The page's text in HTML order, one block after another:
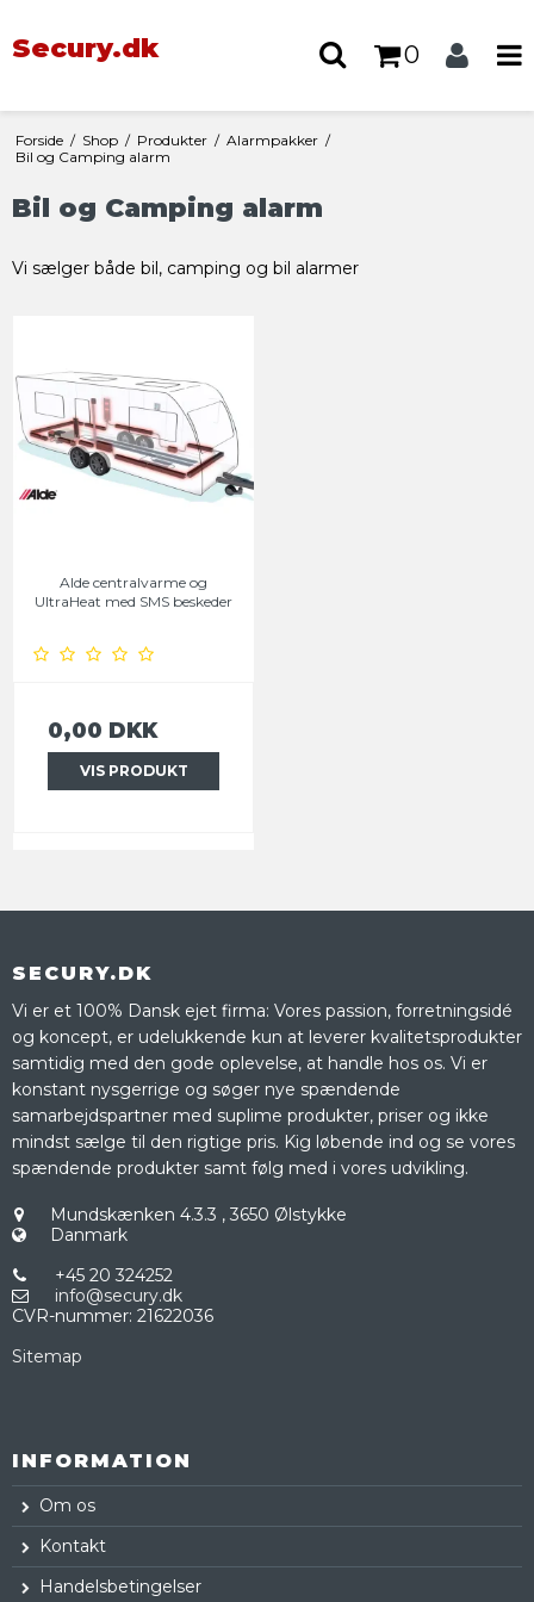
Secury.dk 0
Forside / Shop / Produkter / Alarmpakker /
Bil og Camping alarm
Bil og Camping alarm
Vi sælger både bil, camping og bil alarmer
Alde centralvarme og
UltraHeat med SMS beskeder
0,00 DKK
VIS PRODUKT
SECURY.DK
Vi er et 100% Dansk ejet firma: Vores passion, forretningsidé
og koncept, er udelukkende kun at leverer kvalitetsprodukter
samtidig med den gode oplevelse, at handle hos os. Vi er
konstant nysgerrige og søger nye spændende
samarbejdspartner med suplime produkter, priser og ikke
mindst sælge til den rigtige pris. Kig løbende ind og se vores
spændende produkter samt følg med i vores udvikling.
Mundskænken 4.3.3 , 3650 Ølstykke
Danmark
+45 20 324252
info@secury.dk
CVR-nummer: 21622036
Sitemap
INFORMATION
Om os
Kontakt
Handelsbetingelser